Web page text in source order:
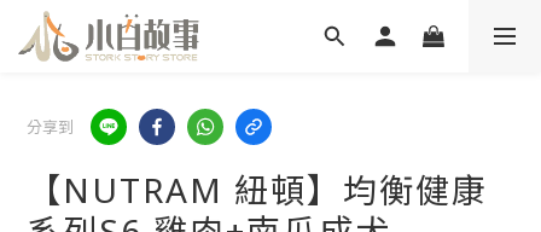
分享到
【NUTRAM 紐頓】均衡健康